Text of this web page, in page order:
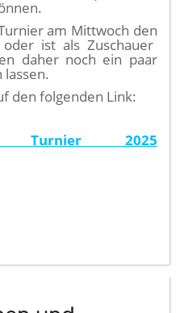
am Mittwoch den
ist als Zuschauer
daher noch ein paar
den folgenden Link:
Turnier 2025